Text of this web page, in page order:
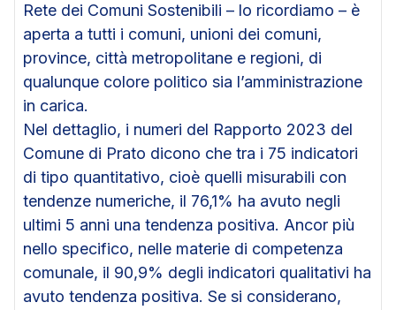
Rete dei Comuni Sostenibili – lo ricordiamo – è
aperta a tutti i comuni, unioni dei comuni,
province, città metropolitane e regioni, di
qualunque colore politico sia l’amministrazione
in carica.
Nel dettaglio, i numeri del Rapporto 2023 del
Comune di Prato dicono che tra i 75 indicatori
di tipo quantitativo, cioè quelli misurabili con
tendenze numeriche, il 76,1% ha avuto negli
ultimi 5 anni una tendenza positiva. Ancor più
nello specifico, nelle materie di competenza
comunale, il 90,9% degli indicatori qualitativi ha
avuto tendenza positiva. Se si considerano,